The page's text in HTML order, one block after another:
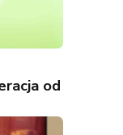
od